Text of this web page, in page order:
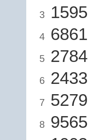
3 1595
4 6861
5 2784
6 2433
7 5279
8 9565